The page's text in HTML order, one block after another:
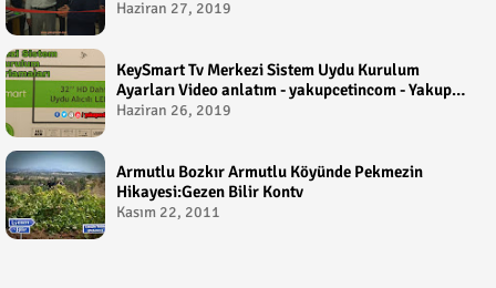
Haziran 27, 2019
KeySmart Tv Merkezi Sistem Uydu Kurulum
Ayarları Video anlatım - yakupcetincom - Yakup
Çetin
Haziran 26, 2019
Armutlu Bozkır Armutlu Köyünde Pekmezin
Hikayesi:Gezen Bilir Kontv
Kasım 22, 2011